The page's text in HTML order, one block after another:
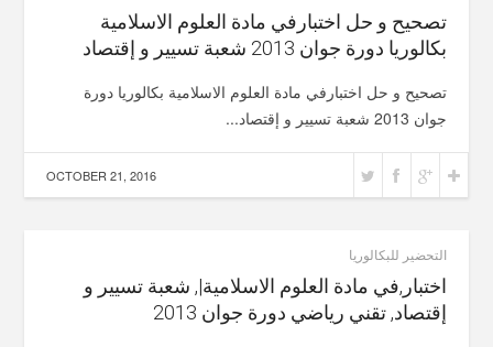
تصحيح و حل اختبارفي مادة العلوم الاسلامية
بكالوريا دورة جوان 2013 شعبة تسيير و إقتصاد
تصحيح و حل اختبارفي مادة العلوم الاسلامية بكالوريا دورة
جوان 2013 شعبة تسيير و إقتصاد...
OCTOBER 21, 2016
التحضير للبكالوريا
اختبار,في مادة العلوم الاسلامية|, شعبة تسيير و
إقتصاد, تقني رياضي دورة جوان 2013